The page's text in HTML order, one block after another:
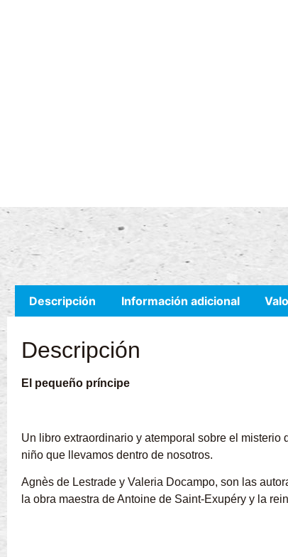
Descripción Información adicional
Descripción
El pequeño príncipe
Un libro extraordinario y atemporal sobre el
niño que llevamos dentro de nosotros.
Agnès de Lestrade y Valeria Docampo, son las
la obra maestra de Antoine de Saint-Exupéry y la